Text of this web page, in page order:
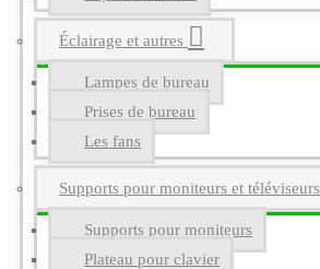
Éclairage et autres
Lampes de bureau
Prises de bureau
Les fans
Supports pour moniteurs et téléviseurs
Supports pour moniteurs
Plateau pour clavier